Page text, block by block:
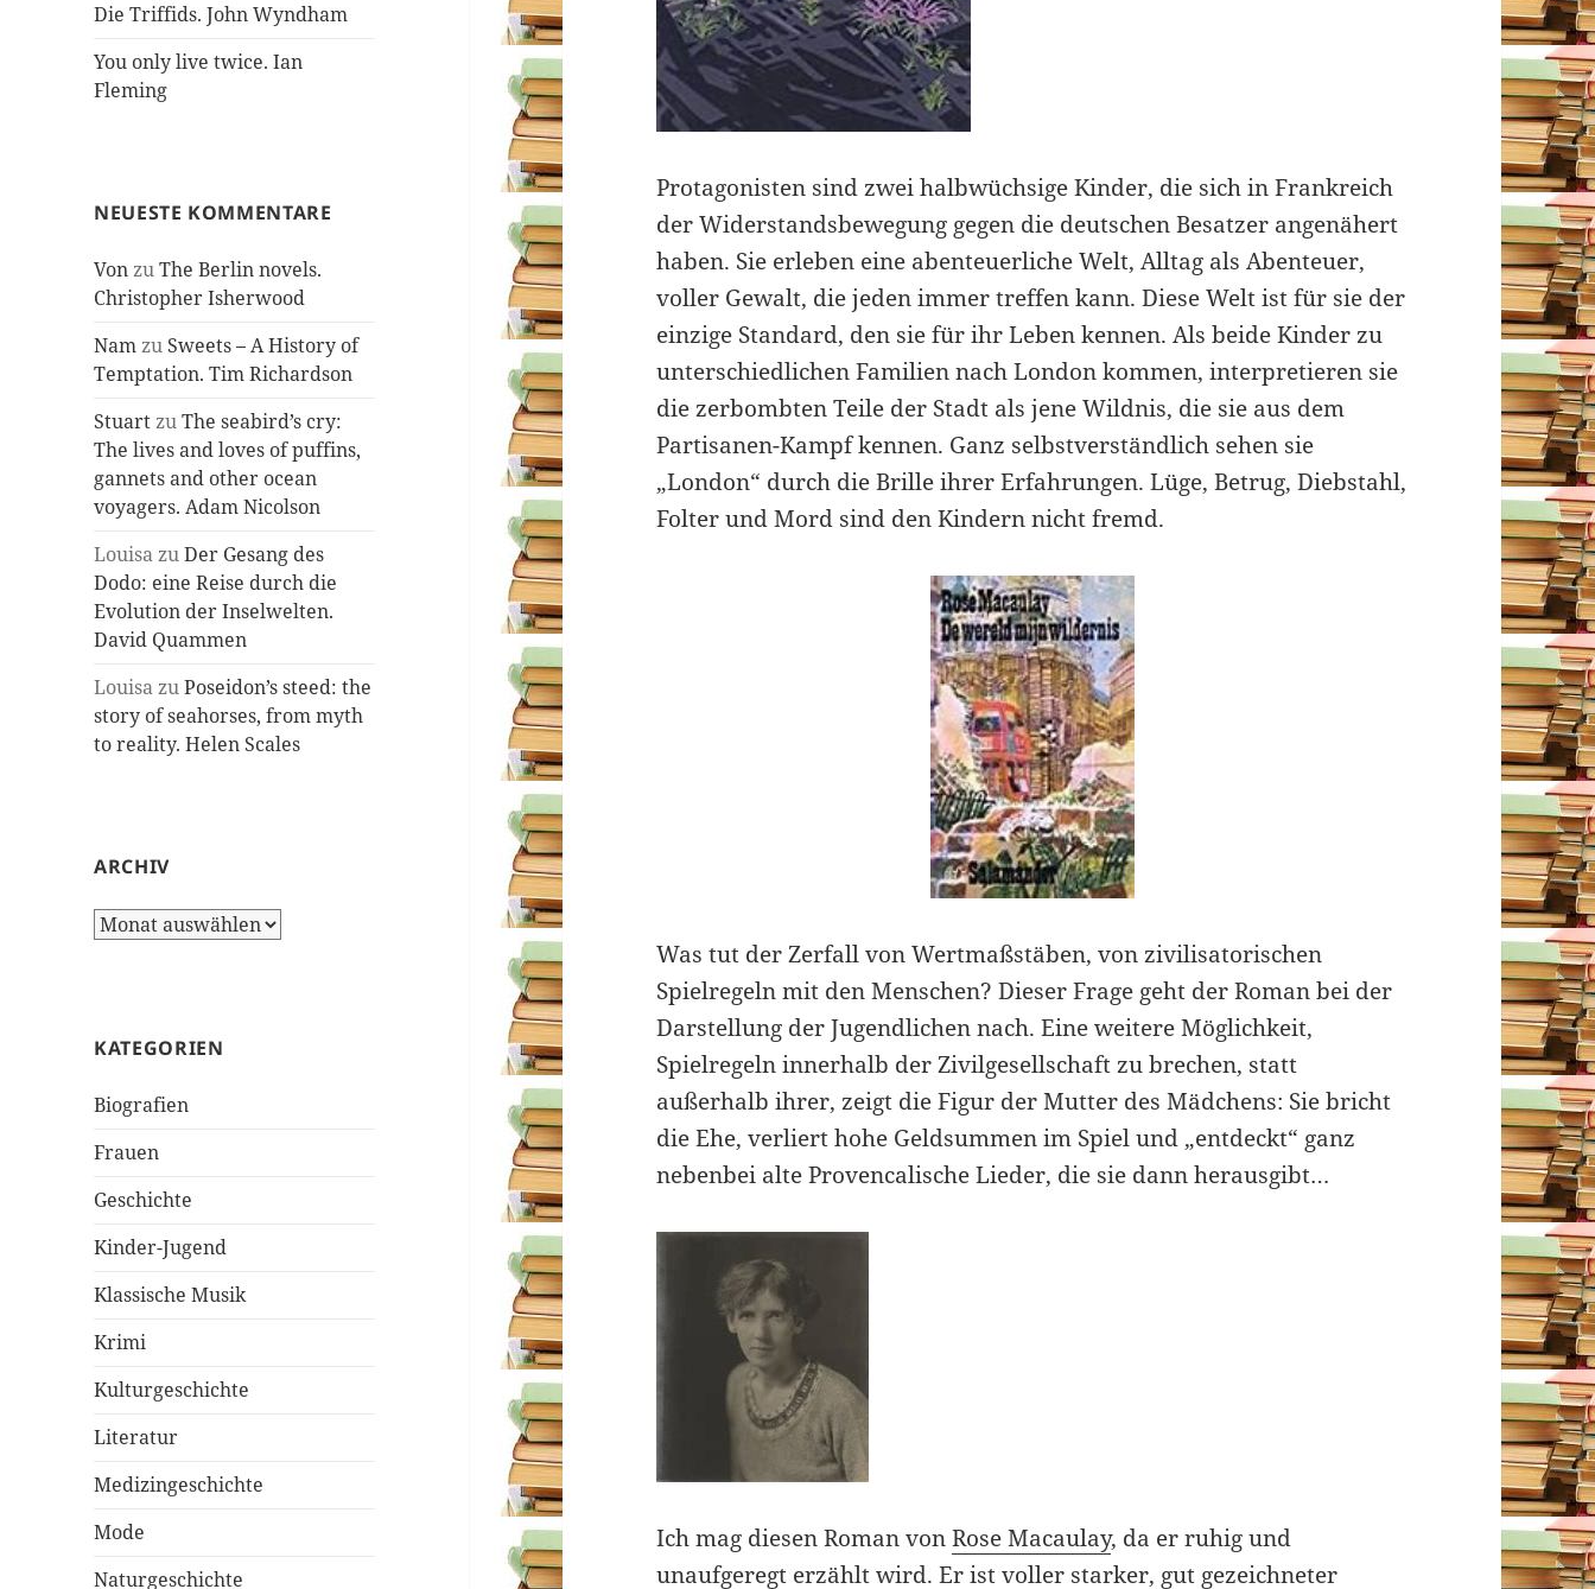
Die Triffids. John Wyndham
You only live twice. Ian
Fleming
NEUESTE KOMMENTARE
VonzuThe Berlin novels.
Christopher Isherwood
Namzu Sweets – A History of
Temptation. Tim Richardson
StuartzuThe seabird’s cry:
The lives and loves of puffins,
gannets and other ocean
voyagers. Adam Nicolson
LouisazuDer Gesang des
Dodo: eine Reise durch die
Evolution der Inselwelten.
David Quammen
LouisazuPoseidon’s steed: the
story of seahorses, from myth
to reality. Helen Scales
ARCHIV
Archiv
KATEGORIEN
Biografien
Frauen
Geschichte
Kinder-Jugend
Klassische Musik
Krimi
Kulturgeschichte
Literatur
Medizingeschichte
Mode
Naturgeschichte
Protagonisten sind zwei halbwüchsige Kinder, die sich in Frankreich
der Widerstandsbewegung gegen die deutschen Besatzer angenähert
haben. Sie erleben eine abenteuerliche Welt, Alltag als Abenteuer,
voller Gewalt, die jeden immer treffen kann. Diese Welt ist für sie der
einzige Standard, den sie für ihr Leben kennen. Als beide Kinder zu
unterschiedlichen Familien nach London kommen, interpretieren sie
die zerbombten Teile der Stadt als jene Wildnis, die sie aus dem
Partisanen-Kampf kennen. Ganz selbstverständlich sehen sie
„London“ durch die Brille ihrer Erfahrungen. Lüge, Betrug, Diebstahl,
Folter und Mord sind den Kindern nicht fremd.
Was tut der Zerfall von Wertmaßstäben, von zivilisatorischen
Spielregeln mit den Menschen? Dieser Frage geht der Roman bei der
Darstellung der Jugendlichen nach. Eine weitere Möglichkeit,
Spielregeln innerhalb der Zivilgesellschaft zu brechen, statt
außerhalb ihrer, zeigt die Figur der Mutter des Mädchens: Sie bricht
die Ehe, verliert hohe Geldsummen im Spiel und „entdeckt“ ganz
nebenbei alte Provencalische Lieder, die sie dann herausgibt…
Ich mag diesen Roman vonRose Macaulay, da er ruhig und
unaufgeregt erzählt wird. Er ist voller starker, gut gezeichneter